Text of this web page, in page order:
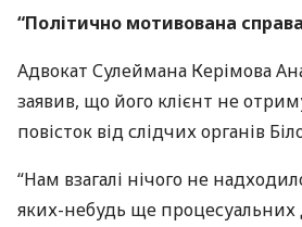
“Політично мотивована
Адвокат Сулеймана Керімова
заявив, що його клієнт не
повісток від слідчих органів
“Нам взагалі нічого не
яких-небудь ще процесуальних